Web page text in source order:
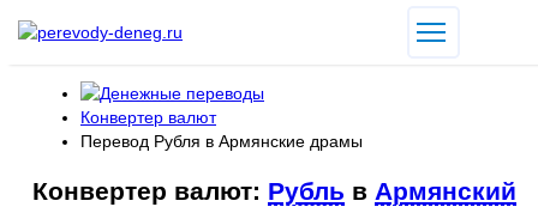
Конвертер валют
Перевод Рубля в Армянские драмы
Конвертер валют: Рубль в Армянский